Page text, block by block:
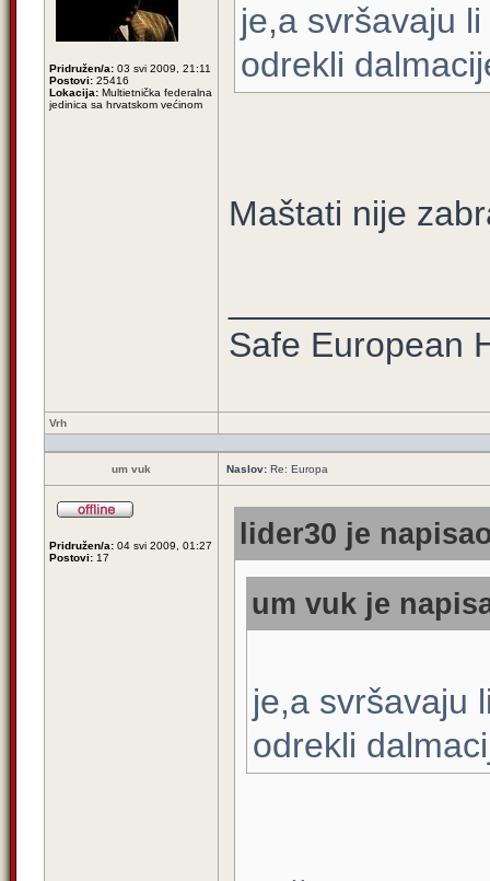
Pridružen/a: 03 svi 2009, 21:11
Postovi: 25416
Lokacija: Multietnička federalna
jedinica sa hrvatskom većinom
je,a svršavaju
odrekli
Maštati nije
Safe European
Vrh
um vuk Naslov: Re: Europa
Pridružen/a: 04 svi 2009, 01:27
Postovi: 17
lider30 je
um vuk je
je,a svršavaju
odrekli